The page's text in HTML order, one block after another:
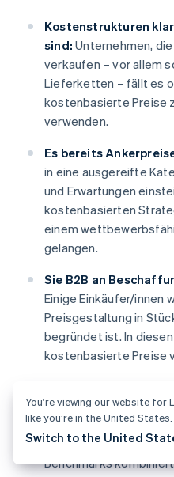
Kostenstrukturen
sind: Unternehmen,
verkaufen – vor allem
Lieferketten – fällt es
kostenbasierte Preise
verwenden.
Es bereits
in eine ausgereifte
und Erwartungen
kostenbasierten
einem
gelangen.
Sie B2B an
Einige Einkäufer/innen
Preisgestaltung in
begründet ist. In
kostenbasierte Preise
Sie sie mit anderen
Die kostenbasierte
strategischer
wertbasierten
Benchmarks
You’re viewing our website
like you’re in the United States.
Switch to the United